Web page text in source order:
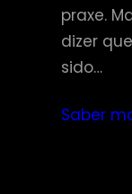
praxe.
dizer
sido…
Saber